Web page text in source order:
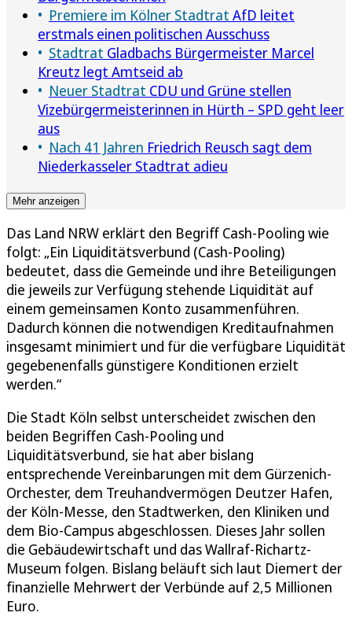
Premiere im Kölner Stadtrat AfD leitet
erstmals einen politischen Ausschuss
Stadtrat Gladbachs Bürgermeister Marcel
Kreutz legt Amtseid ab
Neuer Stadtrat CDU und Grüne stellen
Vizebürgermeisterinnen in Hürth – SPD geht leer
aus
Nach 41 Jahren Friedrich Reusch sagt dem
Niederkasseler Stadtrat adieu
Mehr anzeigen
Das Land NRW erklärt den Begriff Cash-Pooling wie
folgt: „Ein Liquiditätsverbund (Cash-Pooling)
bedeutet, dass die Gemeinde und ihre Beteiligungen
die jeweils zur Verfügung stehende Liquidität auf
einem gemeinsamen Konto zusammenführen.
Dadurch können die notwendigen Kreditaufnahmen
insgesamt minimiert und für die verfügbare Liquidität
gegebenenfalls günstigere Konditionen erzielt
werden.“
Die Stadt Köln selbst unterscheidet zwischen den
beiden Begriffen Cash-Pooling und
Liquiditätsverbund, sie hat aber bislang
entsprechende Vereinbarungen mit dem Gürzenich-
Orchester, dem Treuhandvermögen Deutzer Hafen,
der Köln-Messe, den Stadtwerken, den Kliniken und
dem Bio-Campus abgeschlossen. Dieses Jahr sollen
die Gebäudewirtschaft und das Wallraf-Richartz-
Museum folgen. Bislang beläuft sich laut Diemert der
finanzielle Mehrwert der Verbünde auf 2,5 Millionen
Euro.